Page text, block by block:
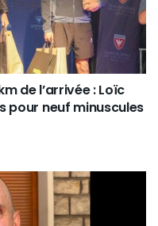
de l’arrivée : Loïc
pour neuf minuscules